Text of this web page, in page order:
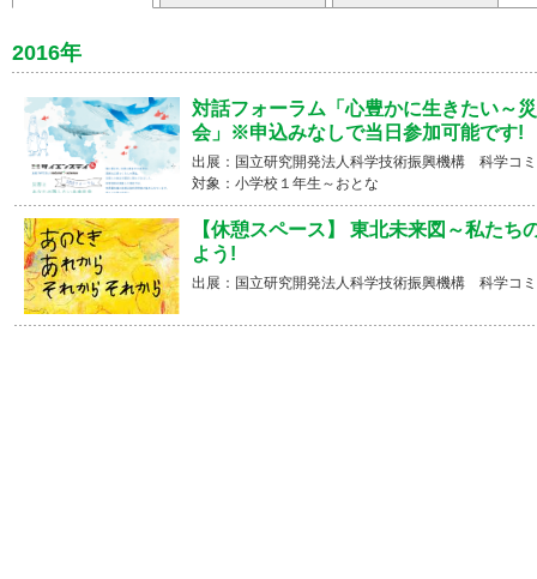
2016年
対話フォーラム「心豊かに生きたい～
会」※申込みなしで当日参加可能です!
出展：国立研究開発法人科学技術振興機構 科学コ
対象：小学校１年生～おとな
【休憩スペース】 東北未来図～私た
よう!
出展：国立研究開発法人科学技術振興機構 科学コ